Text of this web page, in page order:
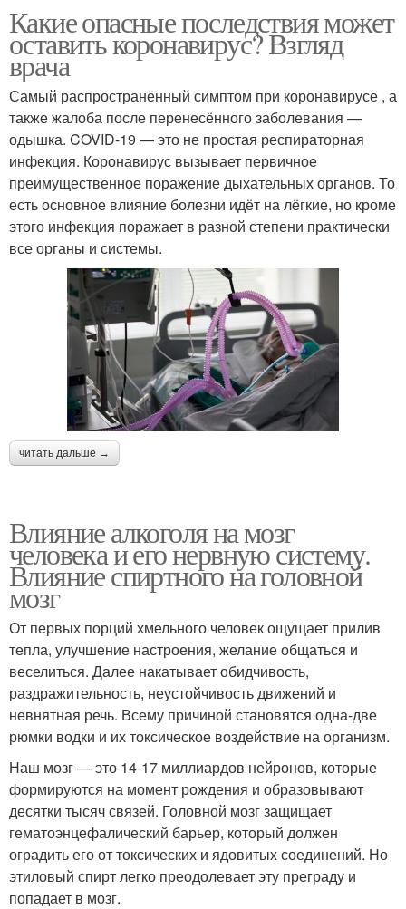
Какие опасные последствия может
оставить коронавирус? Взгляд
врача
Самый распространённый симптом при коронавирусе , а
также жалоба после перенесённого заболевания —
одышка. COVID-19 — это не простая респираторная
инфекция. Коронавирус вызывает первичное
преимущественное поражение дыхательных органов. То
есть основное влияние болезни идёт на лёгкие, но кроме
этого инфекция поражает в разной степени практически
все органы и системы.
читать дальше →
Влияние алкоголя на мозг
человека и его нервную систему.
Влияние спиртного на головной
мозг
От первых порций хмельного человек ощущает прилив
тепла, улучшение настроения, желание общаться и
веселиться. Далее накатывает обидчивость,
раздражительность, неустойчивость движений и
невнятная речь. Всему причиной становятся одна-две
рюмки водки и их токсическое воздействие на организм.
Наш мозг — это 14-17 миллиардов нейронов, которые
формируются на момент рождения и образовывают
десятки тысяч связей. Головной мозг защищает
гематоэнцефалический барьер, который должен
оградить его от токсических и ядовитых соединений. Но
этиловый спирт легко преодолевает эту преграду и
попадает в мозг.